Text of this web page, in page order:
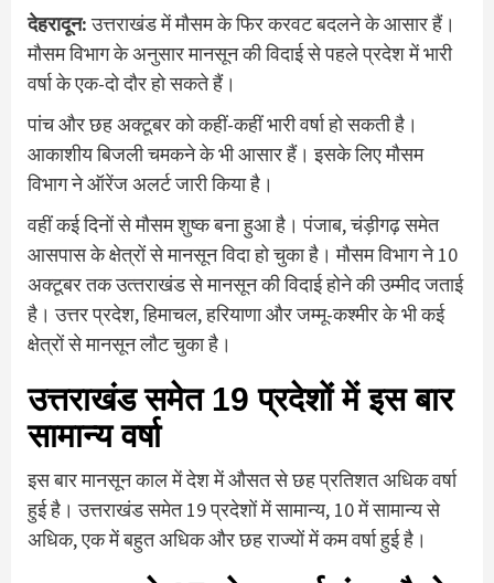
देहरादून:उत्तराखंड में मौसम के फिर करवट बदलने के आसार हैं।
मौसम विभाग के अनुसार मानसून की विदाई से पहले प्रदेश में भारी
वर्षा के एक-दो दौर हो सकते हैं।
पांच और छह अक्टूबर को कहीं-कहीं भारी वर्षा हो सकती है।
आकाशीय बिजली चमकने के भी आसार हैं। इसके लिए मौसम
विभाग ने ऑरेंज अलर्ट जारी किया है।
वहीं कई दिनों से मौसम शुष्‍क बना हुआ है। पंजाब, चंड़ीगढ़ समेत
आसपास के क्षेत्रों से मानसून विदा हो चुका है। मौसम विभाग ने 10
अक्टूबर तक उत्‍तराखंड से मानसून की विदाई होने की उम्मीद जताई
है। उत्तर प्रदेश, हिमाचल, हरियाणा और जम्मू-कश्मीर के भी कई
क्षेत्रों से मानसून लौट चुका है।
उत्तराखंड समेत 19 प्रदेशों में इस बार
सामान्य वर्षा
इस बार मानसून काल में देश में औसत से छह प्रतिशत अधिक वर्षा
हुई है। उत्तराखंड समेत 19 प्रदेशों में सामान्य, 10 में सामान्य से
अधिक, एक में बहुत अधिक और छह राज्यों में कम वर्षा हुई है।